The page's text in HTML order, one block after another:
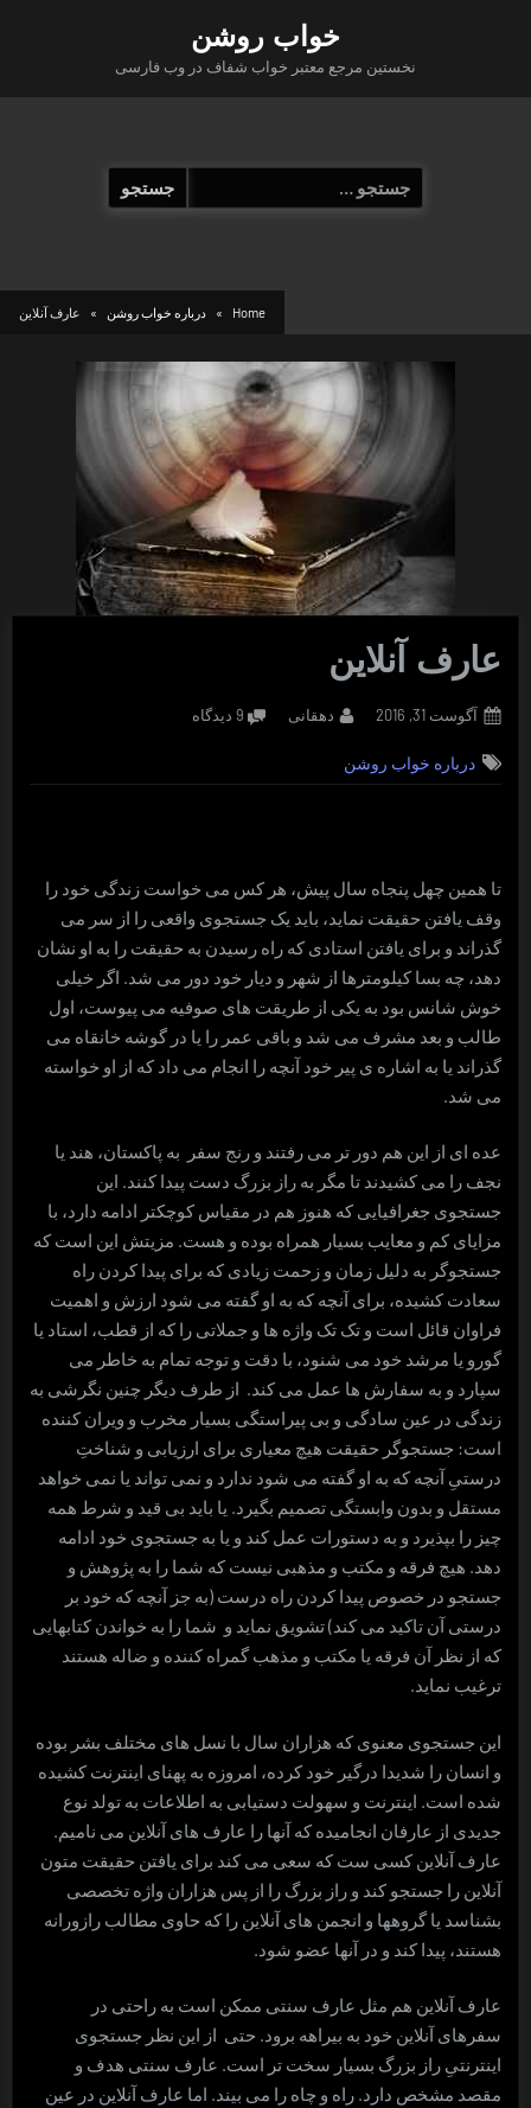
خواب روشن
نخستین مرجع معتبر خواب شفاف در وب فارسی
جستجو
برای:
Home درباره خواب روشن عارف آنلاین
عارف آنلاین
Posted
آگوست 31, 2016 By
دهقانی 9 دیدگاه
درباره خواب روشن
تا همین چهل پنجاه سال پیش، هر کس می خواست زندگی خود را
وقف یافتن حقیقت نماید، باید یک جستجوی واقعی را از سر می
گذراند و برای یافتن استادی که راه رسیدن به حقیقت را به او نشان
دهد، چه بسا کیلومترها از شهر و دیار خود دور می شد. اگر خیلی
خوش شانس بود به یکی از طریقت های صوفیه می پیوست، اول
طالب و بعد مشرف می شد و باقی عمر را یا در گوشه خانقاه می
گذراند یا به اشاره ی پیر خود آنچه را انجام می داد که از او خواسته
می شد.
عده ای از این هم دور تر می رفتند و رنج سفر به پاکستان، هند یا
نجف را می کشیدند تا مگر به راز بزرگ دست پیدا کنند. این
جستجوی جغرافیایی که هنوز هم در مقیاس کوچکتر ادامه دارد، با
مزایای کم و معایب بسیار همراه بوده و هست. مزیتش این است که
جستجوگر به دلیل زمان و زحمت زیادی که برای پیدا کردن راه
سعادت کشیده، برای آنچه که به او گفته می شود ارزش و اهمیت
فراوان قائل است و تک تک واژه ها و جملاتی را که از قطب، استاد یا
گورو یا مرشد خود می شنود، با دقت و توجه تمام به خاطر می
سپارد و به سفارش ها عمل می کند. از طرف دیگر چنین نگرشی به
زندگی در عین سادگی و بی پیراستگی بسیار مخرب و ویران کننده
است: جستجوگر حقیقت هیچ معیاری برای ارزیابی و شناختِ
درستیِ آنچه که به او گفته می شود ندارد و نمی تواند یا نمی خواهد
مستقل و بدون وابستگی تصمیم بگیرد. یا باید بی قید و شرط همه
چیز را بپذیرد و به دستورات عمل کند و یا به جستجوی خود ادامه
دهد. هیچ فرقه و مکتب و مذهبی نیست که شما را به پژوهش و
جستجو در خصوص پیدا کردن راه درست (به جز آنچه که خود بر
درستی آن تاکید می کند) تشویق نماید و شما را به خواندن کتابهایی
که از نظر آن فرقه یا مکتب و مذهب گمراه کننده و ضاله هستند
ترغیب نماید.
این جستجوی معنوی که هزاران سال با نسل های مختلف بشر بوده
و انسان را شدیدا درگیر خود کرده، امروزه به پهنای اینترنت کشیده
شده است. اینترنت و سهولت دستیابی به اطلاعات به تولد نوع
جدیدی از عارفان انجامیده که آنها را عارف های آنلاین می نامیم.
عارف آنلاین کسی ست که سعی می کند برای یافتن حقیقت متون
آنلاین را جستجو کند و راز بزرگ را از پس هزاران واژه تخصصی
بشناسد یا گروهها و انجمن های آنلاین را که حاوی مطالب رازورانه
هستند، پیدا کند و در آنها عضو شود.
عارف آنلاین هم مثل عارف سنتی ممکن است به راحتی در
سفرهای آنلاین خود به بیراهه برود. حتی از این نظر جستجوی
اینترنتیِ راز بزرگ بسیار سخت تر است. عارف سنتی هدف و
مقصد مشخص دارد. راه و چاه را می بیند. اما عارف آنلاین در عین